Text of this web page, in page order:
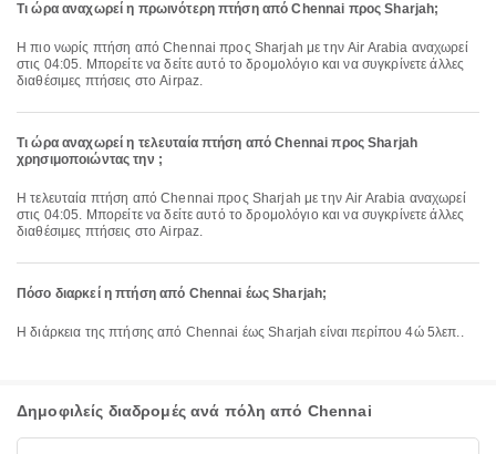
Τι ώρα αναχωρεί η πρωινότερη πτήση από Chennai προς Sharjah;
Η πιο νωρίς πτήση από Chennai προς Sharjah με την Air Arabia αναχωρεί
στις 04:05. Μπορείτε να δείτε αυτό το δρομολόγιο και να συγκρίνετε άλλες
διαθέσιμες πτήσεις στο Airpaz.
Τι ώρα αναχωρεί η τελευταία πτήση από Chennai προς Sharjah
χρησιμοποιώντας την ;
Η τελευταία πτήση από Chennai προς Sharjah με την Air Arabia αναχωρεί
στις 04:05. Μπορείτε να δείτε αυτό το δρομολόγιο και να συγκρίνετε άλλες
διαθέσιμες πτήσεις στο Airpaz.
Πόσο διαρκεί η πτήση από Chennai έως Sharjah;
Η διάρκεια της πτήσης από Chennai έως Sharjah είναι περίπου 4ώ 5λεπ..
Δημοφιλείς διαδρομές ανά πόλη από Chennai